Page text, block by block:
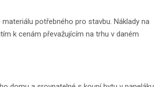
potřebného pro stavbu. Náklady na
k cenám převažujícím na trhu v daném